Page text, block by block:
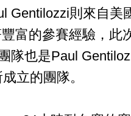
Gentilozzi則來自美
富的參賽經驗，此
隊也是Paul
立的團隊。